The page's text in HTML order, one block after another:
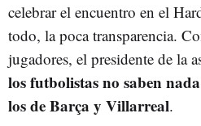
celebrar el encuentro en el
todo, la poca transparencia.
jugadores, el presidente de la
los futbolistas no saben
los de Barça y Villarreal.